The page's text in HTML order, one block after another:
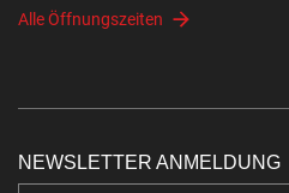
Alle Öffnungszeiten
NEWSLETTER ANMELDUNG